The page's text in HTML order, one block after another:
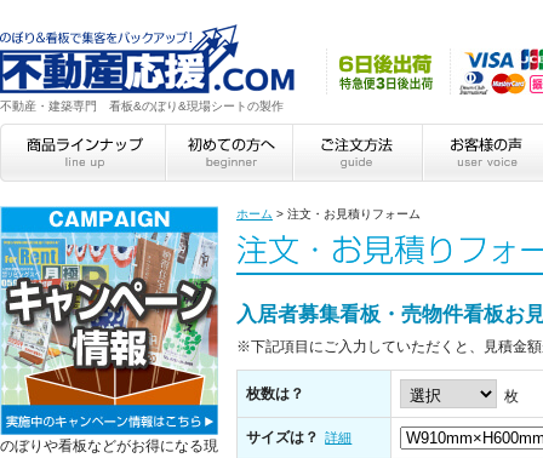
不動産・建築専門 看板&のぼり&現場シートの製作
ホーム > 注文・お見積りフォーム
入居者募集看板・売物件看板お
※下記項目にご入力していただくと、見積金
枚数は？ 枚
サイズは？ 詳細
のぼりや看板などがお得になる現